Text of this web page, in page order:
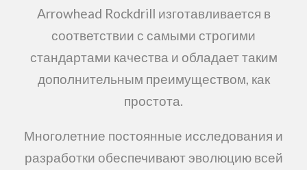
Arrowhead Rockdrill изготавливается в
соответствии с самыми строгими
стандартами качества и обладает таким
дополнительным преимуществом, как
простота.
Многолетние постоянные исследования и
разработки обеспечивают эволюцию всей